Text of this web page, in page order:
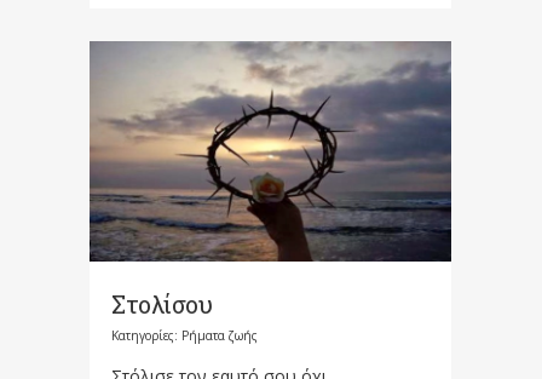
Στολίσου
Κατηγορίες: Ρήματα ζωής